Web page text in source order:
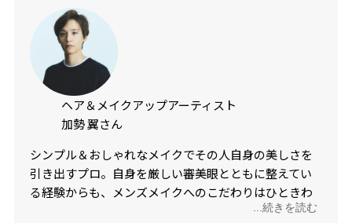
ヘア＆メイクアップアーティスト
加勢 翼さん
シンプル＆おしゃれなメイクでその人自身の美しさを
引き出すプロ。自身を厳しい審美眼とともに整えてい
る経験からも、メンズメイクへのこだわりはひときわ
高い。こだわりは“隣にいておかしくない自然なメイク
...続きを読む